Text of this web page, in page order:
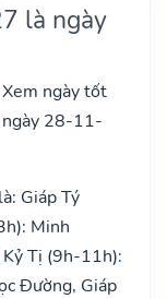
là ngày
ngày tốt
ngày 28-11-
Giáp Tý
Minh
Tị (9h-11h):
Đường, Giáp